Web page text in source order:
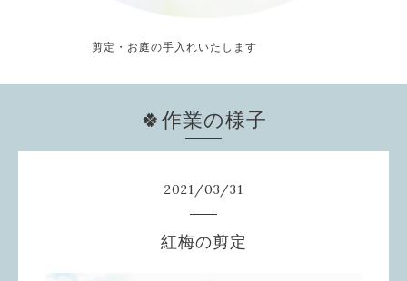
剪定・お庭の手入れいたします
🍀作業の様子
2021/03/31
紅梅の剪定